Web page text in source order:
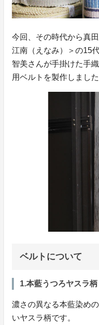
今回、その時代から真
江南（えなみ）＞の15
智美さんが手掛けた手
用ベルトを製作しました
ベルトについて
1.本藍うつろヤスラ柄
濃さの異なる本藍染め
いヤスラ柄です。